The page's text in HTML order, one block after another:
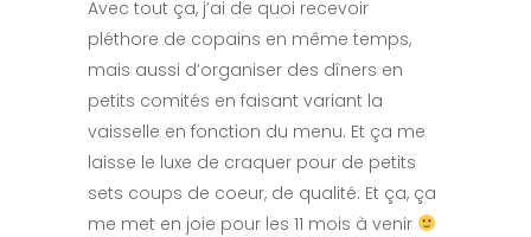
Avec tout ça, j’ai de quoi recevoir
pléthore de copains en même temps,
mais aussi d’organiser des dîners en
petits comités en faisant variant la
vaisselle en fonction du menu. Et ça me
laisse le luxe de craquer pour de petits
sets coups de coeur, de qualité. Et ça, ça
me met en joie pour les 11 mois à venir